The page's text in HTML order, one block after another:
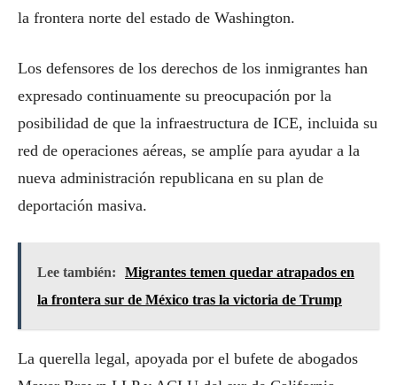
la frontera norte del estado de Washington.
Los defensores de los derechos de los inmigrantes han
expresado continuamente su preocupación por la
posibilidad de que la infraestructura de ICE, incluida su
red de operaciones aéreas, se amplíe para ayudar a la
nueva administración republicana en su plan de
deportación masiva.
Lee también:
Migrantes temen quedar atrapados en
la frontera sur de México tras la victoria de Trump
La querella legal, apoyada por el bufete de abogados